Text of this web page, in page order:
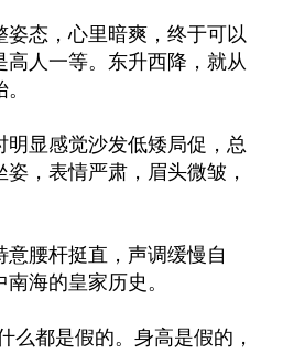
姿态，心里暗爽，终于可以
高人一等。东升西降，就从
明显感觉沙发低矮局促，总
，表情严肃，眉头微皱，
腰杆挺直，声调缓慢自
海的皇家历史。
么都是假的。身高是假的，